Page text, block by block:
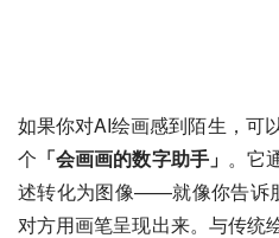
如果你对AI绘画感到陌生，可
个 「会画画的数字助手」 。它
述转化为图像——就像你告诉
对方用画笔呈现出来。与传统